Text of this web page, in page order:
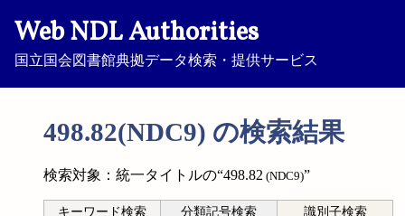
Web NDL Authorities
国立国会図書館典拠データ検索・提供サービス
498.82(NDC9) の検索結果
検索対象：統一タイトルの“498.82 (NDC9)”
キーワード検索 分類記号検索 識別子検索